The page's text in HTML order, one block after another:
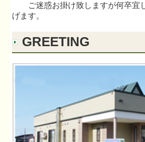
ご迷惑お掛け致しますが何卒宜
げます。
GREETING